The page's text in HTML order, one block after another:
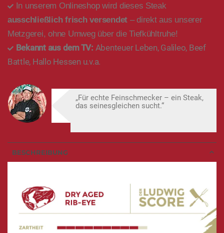
In unserem Onlineshop wird dieses Steak
ausschließlich frisch versendet – direkt aus unserer
Metzgerei, ohne Umweg über die Tiefkühltruhe!
Bekannt aus dem TV: Abenteuer Leben, Galileo, Beef
Battle, Hallo Hessen u.v.a.
„Für echte Feinschmecker – ein Steak,
das seinesgleichen sucht.“
BESCHREIBUNG